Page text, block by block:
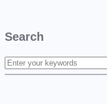
в
л
Search
S